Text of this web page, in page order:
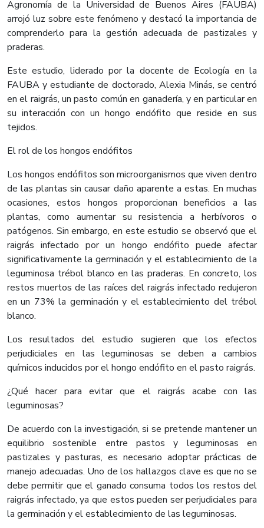
Agronomía de la Universidad de Buenos Aires (FAUBA)
arrojó luz sobre este fenómeno y destacó la importancia de
comprenderlo para la gestión adecuada de pastizales y
praderas.
Este estudio, liderado por la docente de Ecología en la
FAUBA y estudiante de doctorado, Alexia Minás, se centró
en el raigrás, un pasto común en ganadería, y en particular en
su interacción con un hongo endófito que reside en sus
tejidos.
El rol de los hongos endófitos
Los hongos endófitos son microorganismos que viven dentro
de las plantas sin causar daño aparente a estas. En muchas
ocasiones, estos hongos proporcionan beneficios a las
plantas, como aumentar su resistencia a herbívoros o
patógenos. Sin embargo, en este estudio se observó que el
raigrás infectado por un hongo endófito puede afectar
significativamente la germinación y el establecimiento de la
leguminosa trébol blanco en las praderas. En concreto, los
restos muertos de las raíces del raigrás infectado redujeron
en un 73% la germinación y el establecimiento del trébol
blanco.
Los resultados del estudio sugieren que los efectos
perjudiciales en las leguminosas se deben a cambios
químicos inducidos por el hongo endófito en el pasto raigrás.
¿Qué hacer para evitar que el raigrás acabe con las
leguminosas?
De acuerdo con la investigación, si se pretende mantener un
equilibrio sostenible entre pastos y leguminosas en
pastizales y pasturas, es necesario adoptar prácticas de
manejo adecuadas. Uno de los hallazgos clave es que no se
debe permitir que el ganado consuma todos los restos del
raigrás infectado, ya que estos pueden ser perjudiciales para
la germinación y el establecimiento de las leguminosas.